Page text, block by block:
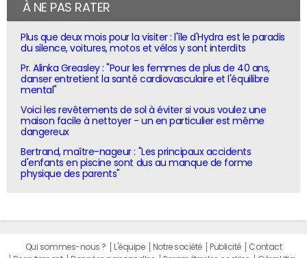
À NE PAS RATER
Plus que deux mois pour la visiter : l'île d'Hydra est le paradis
du silence, voitures, motos et vélos y sont interdits
Pr. Alinka Greasley : "Pour les femmes de plus de 40 ans,
danser entretient la santé cardiovasculaire et l'équilibre
mental"
Voici les revêtements de sol à éviter si vous voulez une
maison facile à nettoyer - un en particulier est même
dangereux
Bertrand, maître-nageur : "Les principaux accidents
d'enfants en piscine sont dus au manque de forme
physique des parents"
Qui sommes-nous ? L'équipe Notre société Publicité
Contact